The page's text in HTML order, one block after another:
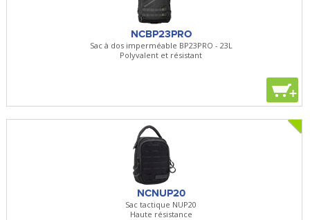
NCBP23PRO
Sac à dos imperméable BP23PRO - 23L
Polyvalent et résistant
+
NCNUP20
Sac tactique NUP20
Haute résistance